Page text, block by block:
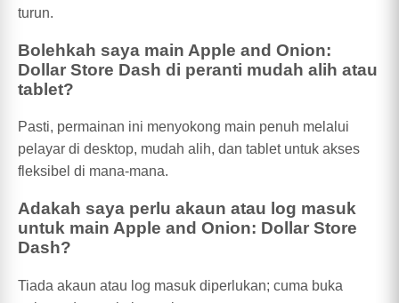
turun.
Bolehkah saya main Apple and Onion:
Dollar Store Dash di peranti mudah alih atau
tablet?
Pasti, permainan ini menyokong main penuh melalui
pelayar di desktop, mudah alih, dan tablet untuk akses
fleksibel di mana-mana.
Adakah saya perlu akaun atau log masuk
untuk main Apple and Onion: Dollar Store
Dash?
Tiada akaun atau log masuk diperlukan; cuma buka